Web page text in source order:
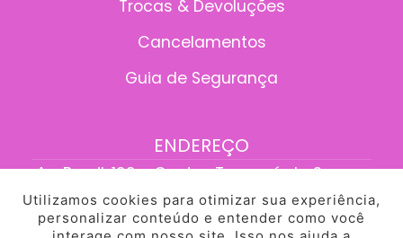
Trocas & Devoluções
Cancelamentos
Guia de Segurança
ENDEREÇO
Av. Brasil, 199 - Centro, Tangará da Serra -
MT, 78300-095
Utilizamos cookies para otimizar sua experiência,
personalizar conteúdo e entender como você